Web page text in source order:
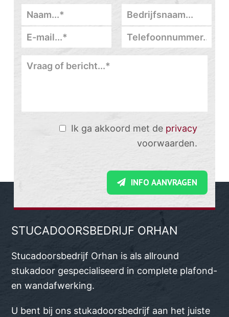
Ik ga akkoord met de privacy
voorwaarden.
INFO AANVRAGEN
STUCADOORSBEDRIJF ORHAN
Stucadoorsbedrijf Orhan is als allround
stukadoor gespecialiseerd in complete plafond-
en wandafwerking.
U bent bij ons stukadoorsbedrijf aan het juiste